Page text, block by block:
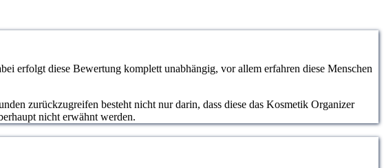
erfolgt diese Bewertung komplett unabhängig, vor allem erfahren diese Menschen
zurückzugreifen besteht nicht nur darin, dass diese das Kosmetik Organizer
nicht erwähnt werden.